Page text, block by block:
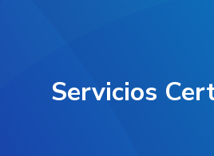
Servicios